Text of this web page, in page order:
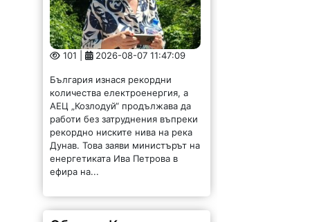
101 | 2026-08-07 11:47:09
България изнася рекордни
количества електроенергия, а
АЕЦ „Козлодуй“ продължава да
работи без затруднения въпреки
рекордно ниските нива на река
Дунав. Това заяви министърът на
енергетиката Ива Петрова в
ефира на...